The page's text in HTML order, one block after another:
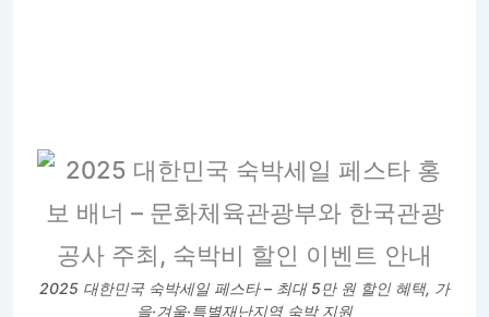
2025 대한민국 숙박세일 페스타 – 최대 5만 원 할인 혜택, 가
을·겨울·특별재난지역 숙박 지원